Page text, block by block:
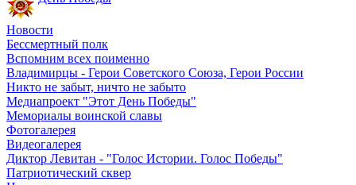
Новости
Бессмертный полк
Вспомним всех поименно
Владимирцы - Герои Советского Союза, Герои России
Никто не забыт, ничто не забыто
Медиапроект "Этот День Победы"
Мемориалы воинской славы
Фотогалерея
Видеогалерея
Диктор Левитан - "Голос Истории. Голос Победы"
Патриотический сквер